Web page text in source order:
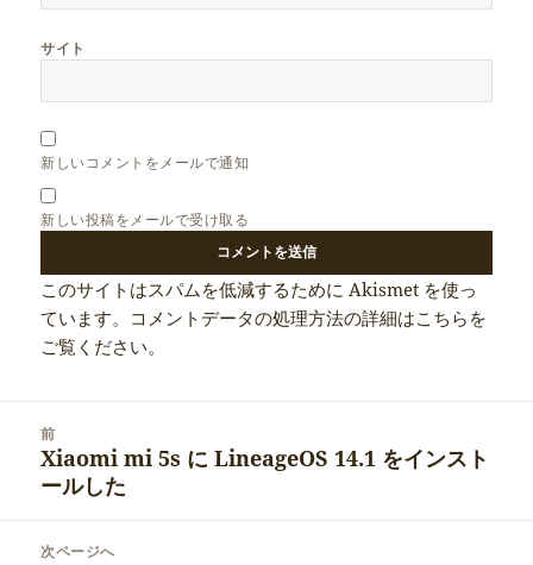
サイト
新しいコメントをメールで通知
新しい投稿をメールで受け取る
このサイトはスパムを低減するために Akismet を使っ
ています。 コメントデータの処理方法の詳細はこちらを
ご覧ください。
前
前
の
投
稿:
Xiaomi mi 5s に LineageOS 14.1 をインスト
ールした
次ページへ